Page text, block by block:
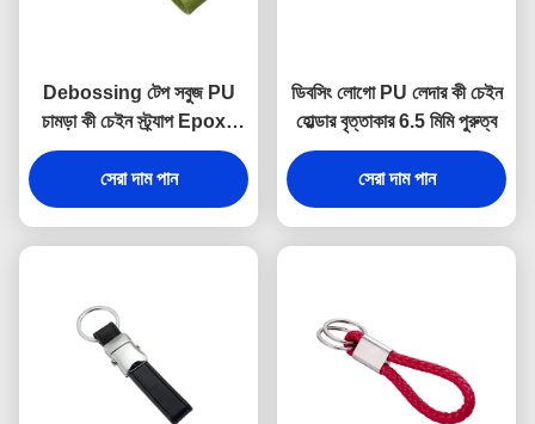
Debossing টেপ সবুজ PU
চামড়া কী চেইন স্ট্র্যাপ Epoxy
Doming
সেরা দাম পান
ডিবসিং লোগো PU লেদার কী চেইন
হোল্ডার বৃত্তাকার 6.5 মিমি পুরুত্ব
সেরা দাম পান